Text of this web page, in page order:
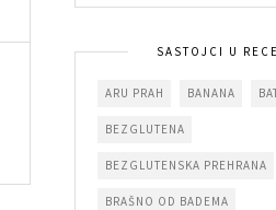
SASTOJCI U
ARU PRAH BANANA
BEZGLUTENA
BEZGLUTENSKA PREHRANA
BRAŠNO OD BADEMA